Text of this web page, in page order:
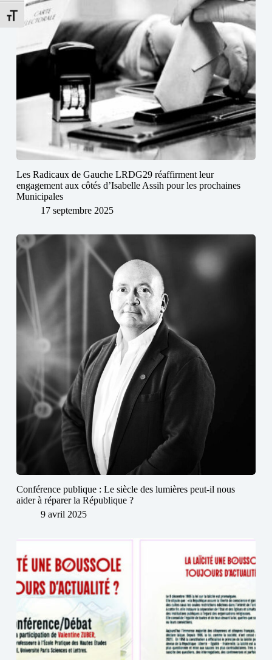
Changer la taille de la police
Les Radicaux de Gauche LRDG29 réaffirment leur
engagement aux côtés d’Isabelle Assih pour les prochaines
Municipales
17 septembre 2025
Conférence publique : Le siècle des lumières peut-il nous
aider à réparer la République ?
9 avril 2025